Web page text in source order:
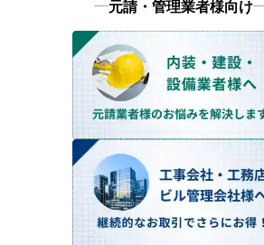
元請・管理業者様向け